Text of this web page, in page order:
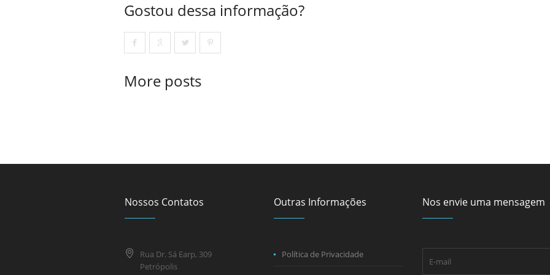
Gostou dessa informação?
More posts
Nossos Contatos
Rua Dr. Sá Earp, 309
Petrópolis
Outras Informações
Política de Privacidade
Nos envie uma mensagem